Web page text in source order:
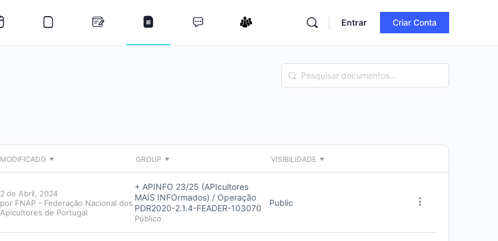
Entrar Criar Conta
Pesquisar
documentos…
MODIFICADO GROUP VISIBILIDADE
2 de Abril, 2024
por FNAP - Federação Nacional dos
Apicultores de Portugal
+ APINFO 23/25 (APIcultores
MAIS INFOrmados) / Operação
PDR2020-2.1.4-FEADER-103070
Público
Public